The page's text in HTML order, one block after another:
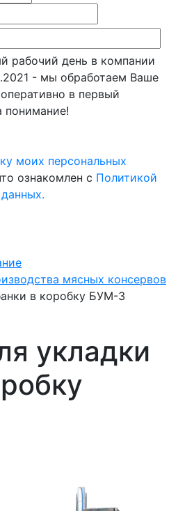
рабочий день в компании
- мы обработаем Ваше
в первый
понимание!
моих персональных
ознакомлен с Политикой
мясных консервов
в коробку БУМ-3
укладки